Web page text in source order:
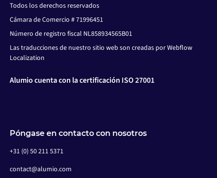
Todos los derechos reservados
Cámara de Comercio # 71996451
Número de registro fiscal NL858934565B01
Las traducciones de nuestro sitio web son creadas por Webflow
Localization
Alumio cuenta con la certificación ISO 27001
Póngase en contacto con nosotros
+31 (0) 50 211 5371
contact@alumio.com